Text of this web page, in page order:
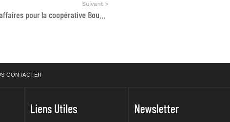
Suivant >
CONTACTER
Liens Utiles Newsletter